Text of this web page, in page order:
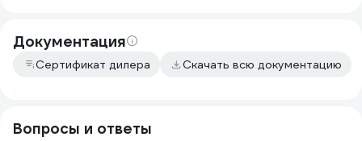
Документация
Сертификат дилера Скачать всю документацию
Вопросы и ответы